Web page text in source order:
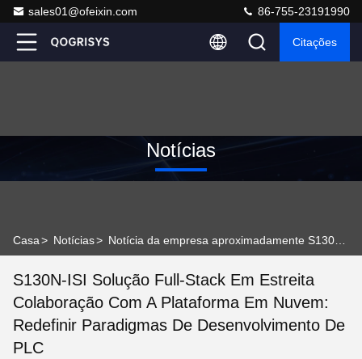
sales01@ofeixin.com 86-755-23191990
Citações
Notícias
Casa> Notícias>
S130N-ISI Solução Full-Stack Em Estreita
Colaboração Com A Plataforma Em Nuvem:
Redefinir Paradigmas De Desenvolvimento De
PLC